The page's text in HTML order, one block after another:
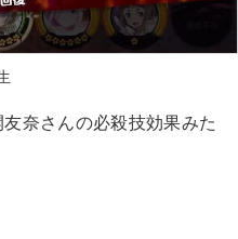
奈さんの必殺技効果みた